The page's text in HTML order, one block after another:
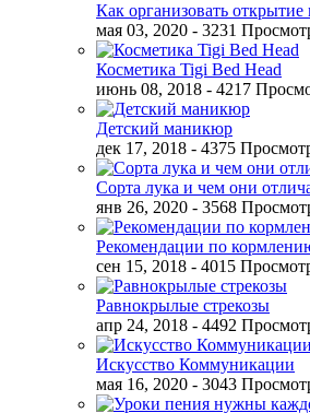
Как организовать открытие
мая 03, 2020 - 3231
Косметика Tigi Bed Head
июнь 08, 2018 - 4217
Детский маникюр
дек 17, 2018 - 4375
Сорта лука и чем они
янв 26, 2020 - 3568
Рекомендации по
сен 15, 2018 - 4015
Равнокрылые стрекозы
апр 24, 2018 - 4492
Искусство Коммуникации
мая 16, 2020 - 3043